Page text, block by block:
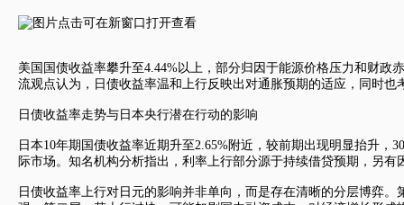
美国国债收益率攀升至4.44%以上，部分归因于能源价格压力和财
流观点认为，日债收益率温和上行反映出对通胀预期的适应，同时
日债收益率走势与日本央行潜在行动的影响
日本10年期国债收益率近期升至2.65%附近，较前期出现明显抬升
际市场。知名机构分析指出，利率上行部分源于持续借贷预期，另
日债收益率上行对日元的影响并非单向，而是存在清晰的分层博弈